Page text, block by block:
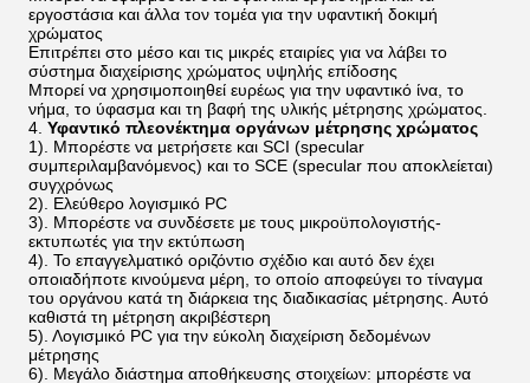
εργοστάσια και άλλα τον τομέα για την υφαντική δοκιμή
χρώματος
Επιτρέπει στο μέσο και τις μικρές εταιρίες για να λάβει το
σύστημα διαχείρισης χρώματος υψηλής επίδοσης
Μπορεί να χρησιμοποιηθεί ευρέως για την υφαντικό ίνα, το
νήμα, το ύφασμα και τη βαφή της υλικής μέτρησης χρώματος.
4. Υφαντικό πλεονέκτημα οργάνων μέτρησης χρώματος
1). Μπορέστε να μετρήσετε και SCI (specular
συμπεριλαμβανόμενος) και το SCE (specular που αποκλείεται)
συγχρόνως
2). Ελεύθερο λογισμικό PC
3). Μπορέστε να συνδέσετε με τους μικροϋπολογιστής-
εκτυπωτές για την εκτύπωση
4). Το επαγγελματικό οριζόντιο σχέδιο και αυτό δεν έχει
οποιαδήποτε κινούμενα μέρη, το οποίο αποφεύγει το τίναγμα
του οργάνου κατά τη διάρκεια της διαδικασίας μέτρησης. Αυτό
καθιστά τη μέτρηση ακριβέστερη
5). Λογισμικό PC για την εύκολη διαχείριση δεδομένων
μέτρησης
6). Μεγάλο διάστημα αποθήκευσης στοιχείων: μπορέστε να